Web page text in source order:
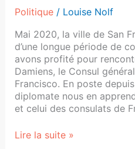
Politique/ Louise Nolf
Mai 2020, la ville de San
d’une longue période de
avons profité pour
Damiens, le Consul
Francisco. En poste
diplomate nous en
et celui des consulats de
Lire la suite »